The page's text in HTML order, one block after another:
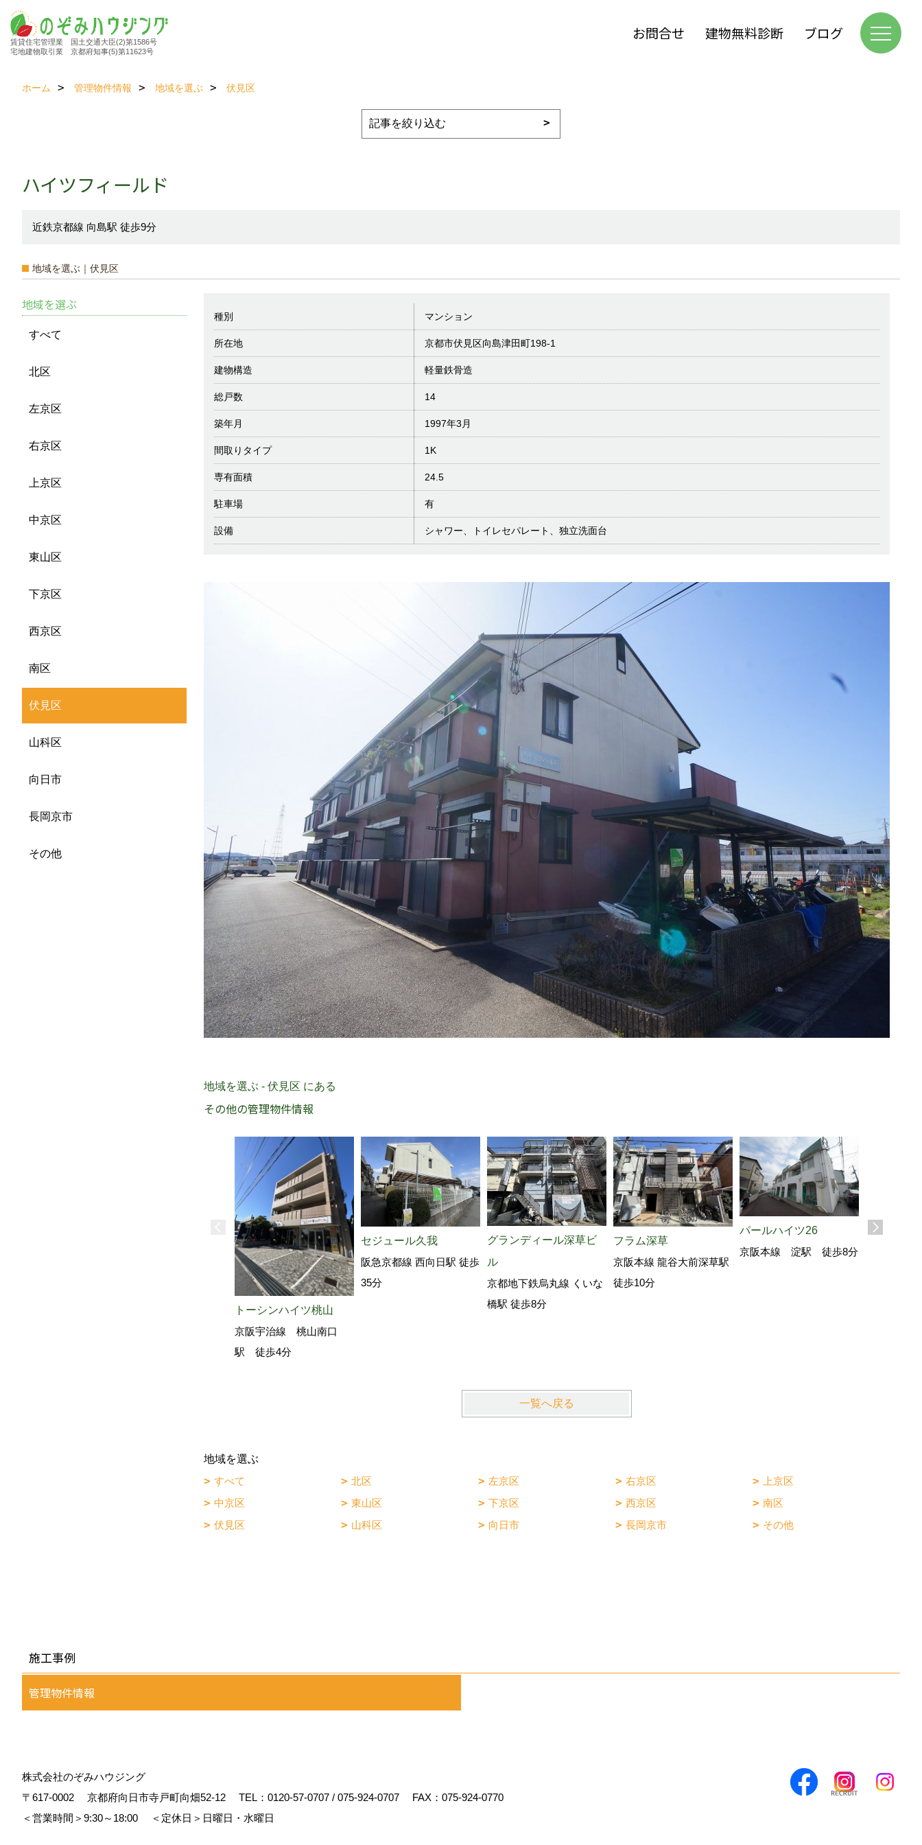
賃貸住宅管理業 国土交通大臣(2)第1586号
宅地建物取引業 京都府知事(5)第11623号
お問合せ 建物無料診断 ブログ
ホーム 管理物件情報 地域を選ぶ 伏見区
ハイツフィールド
近鉄京都線 向島駅 徒歩9分
地域を選ぶ｜伏見区
種別 マンション
所在地 京都市伏見区向島津田町198-1
建物構造 軽量鉄骨造
総戸数 14
築年月 1997年3月
間取りタイプ 1K
専有面積 24.5
駐車場 有
設備 シャワー、トイレセパレート、独立洗面台
地域を選ぶ - 伏見区 にある
その他の管理物件情報
トーシンハイツ桃山
京阪宇治線 桃山南口
駅 徒歩4分
セジュール久我
阪急京都線 西向日駅 徒歩
35分
グランディール深草ビ
ル
京都地下鉄烏丸線 くいな
橋駅 徒歩8分
フラム深草
京阪本線 龍谷大前深草駅
徒歩10分
パールハイツ26
京阪本線 淀駅 徒歩8分
一覧へ戻る
地域を選ぶ
すべて
北区 左京区 右京区
上京区
中京区
東山区 下京区 西京区
南区
伏見区
山科区 向日市 長岡京市 その他
地域を選ぶ
すべて
北区
左京区
右京区
上京区
中京区
東山区
下京区
西京区
南区
伏見区
山科区
向日市
長岡京市
その他
施工事例
管理物件情報
株式会社のぞみハウジング
〒617-0002
京都府向日市寺戸町向畑52-12 TEL： 0120-57-0707 / 075-924-0707
FAX：075-924-0770
＜営業時間＞9:30～18:00
＜定休日＞日曜日・水曜日